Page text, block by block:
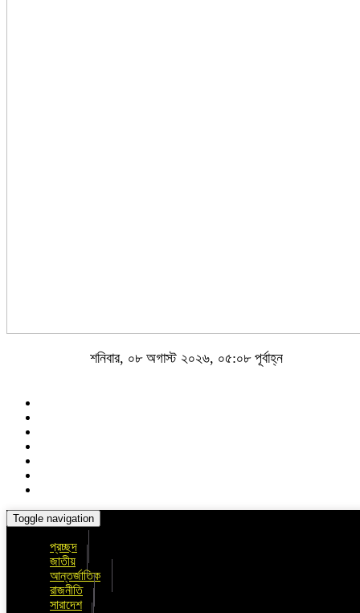
শনিবার, ০৮ অগাস্ট ২০২৬, ০৫:০৮ পূর্বাহ্ন
Toggle navigation
প্রচ্ছদ
জাতীয়
আন্তর্জাতিক
রাজনীতি
সারাদেশ